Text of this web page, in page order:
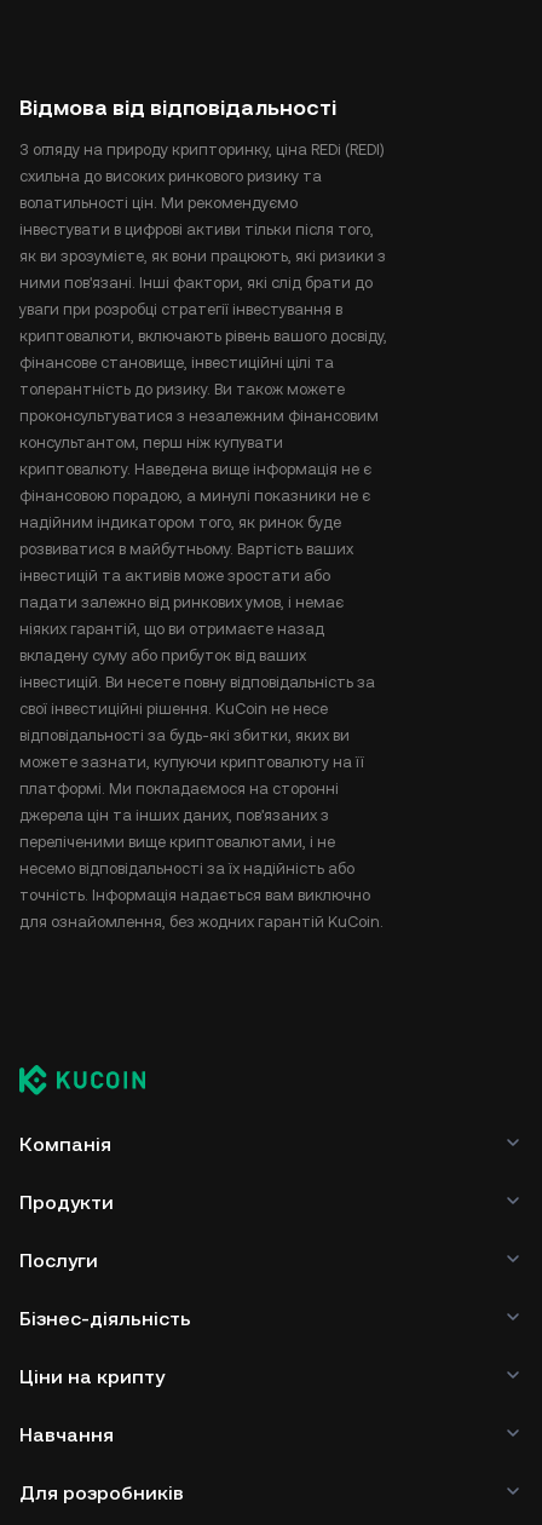
Відмова від відповідальності
З огляду на природу крипторинку, ціна REDi (REDI)
схильна до високих ринкового ризику та
волатильності цін. Ми рекомендуємо
інвестувати в цифрові активи тільки після того,
як ви зрозумієте, як вони працюють, які ризики з
ними пов'язані. Інші фактори, які слід брати до
уваги при розробці стратегії інвестування в
криптовалюти, включають рівень вашого досвіду,
фінансове становище, інвестиційні цілі та
толерантність до ризику. Ви також можете
проконсультуватися з незалежним фінансовим
консультантом, перш ніж купувати
криптовалюту. Наведена вище інформація не є
фінансовою порадою, а минулі показники не є
надійним індикатором того, як ринок буде
розвиватися в майбутньому. Вартість ваших
інвестицій та активів може зростати або
падати залежно від ринкових умов, і немає
ніяких гарантій, що ви отримаєте назад
вкладену суму або прибуток від ваших
інвестицій. Ви несете повну відповідальність за
свої інвестиційні рішення. KuCoin не несе
відповідальності за будь-які збитки, яких ви
можете зазнати, купуючи криптовалюту на її
платформі. Ми покладаємося на сторонні
джерела цін та інших даних, пов'язаних з
переліченими вище криптовалютами, і не
несемо відповідальності за їх надійність або
точність. Інформація надається вам виключно
для ознайомлення, без жодних гарантій KuCoin.
Компанія
Продукти
Послуги
Бізнес-діяльність
Ціни на крипту
Навчання
Для розробників